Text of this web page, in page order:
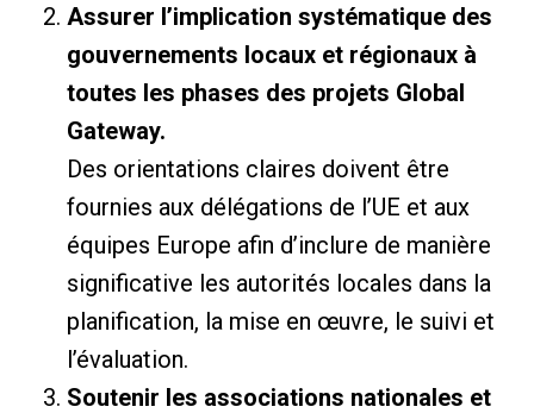
Assurer l’implication systématique des
gouvernements locaux et régionaux à
toutes les phases des projets Global
Gateway.
Des orientations claires doivent être
fournies aux délégations de l’UE et aux
équipes Europe afin d’inclure de manière
significative les autorités locales dans la
planification, la mise en œuvre, le suivi et
l’évaluation.
Soutenir les associations nationales et